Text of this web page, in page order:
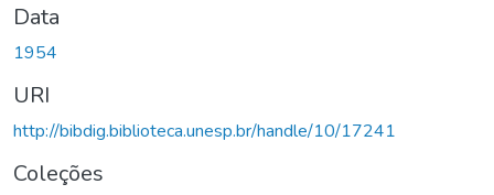
Data
1954
URI
http://bibdig.biblioteca.unesp.br/handle/10/17241
Coleções